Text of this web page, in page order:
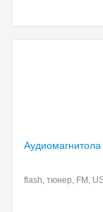
flash, тюнер, FM,